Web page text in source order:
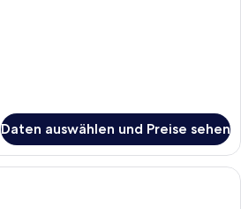
Daten auswählen und Preise sehen